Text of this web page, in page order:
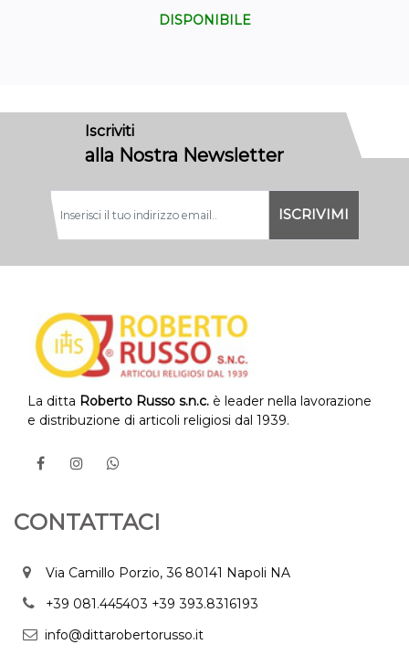
DISPONIBILE
Iscriviti
alla Nostra Newsletter
La ditta Roberto Russo s.n.c. è leader nella lavorazione
e distribuzione di articoli religiosi dal 1939.
CONTATTACI
Via Camillo Porzio, 36 80141 Napoli NA
+39 081.445403 +39 393.8316193
info@dittarobertorusso.it